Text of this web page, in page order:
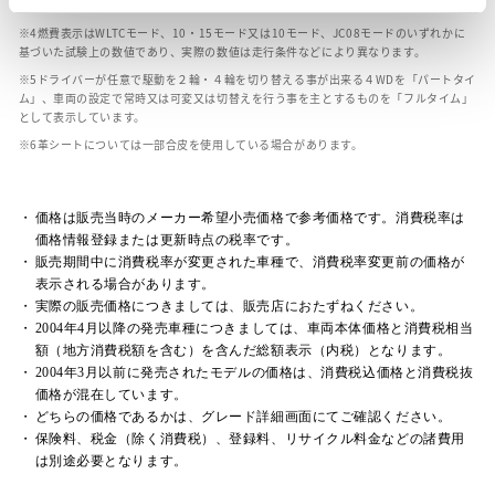
燃費表示はWLTCモード、10・15モード又は10モード、JC08モードのいずれかに
基づいた試験上の数値であり、実際の数値は走行条件などにより異なります。
ドライバーが任意で駆動を２輪・４輪を切り替える事が出来る４WDを「パートタイ
ム」、車両の設定で常時又は可変又は切替えを行う事を主とするものを「フルタイム」
として表示しています。
革シートについては一部合皮を使用している場合があります。
価格は販売当時のメーカー希望小売価格で参考価格です。消費税率は
価格情報登録または更新時点の税率です。
販売期間中に消費税率が変更された車種で、消費税率変更前の価格が
表示される場合があります。
実際の販売価格につきましては、販売店におたずねください。
2004年4月以降の発売車種につきましては、車両本体価格と消費税相当
額（地方消費税額を含む）を含んだ総額表示（内税）となります。
2004年3月以前に発売されたモデルの価格は、消費税込価格と消費税抜
価格が混在しています。
どちらの価格であるかは、グレード詳細画面にてご確認ください。
保険料、税金（除く消費税）、登録料、リサイクル料金などの諸費用
は別途必要となります。